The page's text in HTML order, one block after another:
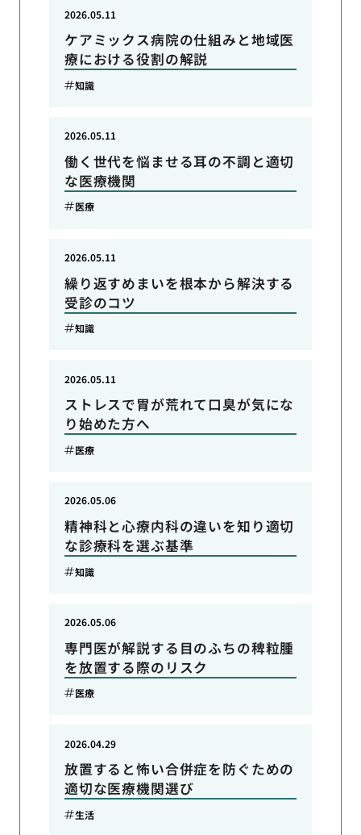
ケアミックス病院の仕組みと地域医
療における役割の解説
2026.05.11
知識
働く世代を悩ませる耳の不調と適切
な医療機関
2026.05.11
医療
繰り返すめまいを根本から解決する
受診のコツ
2026.05.11
知識
ストレスで胃が荒れて口臭が気にな
り始めた方へ
2026.05.11
医療
精神科と心療内科の違いを知り適切
な診療科を選ぶ基準
2026.05.06
知識
専門医が解説する目のふちの稗粒腫
を放置する際のリスク
2026.05.06
医療
放置すると怖い合併症を防ぐための
適切な医療機関選び
2026.04.29
生活